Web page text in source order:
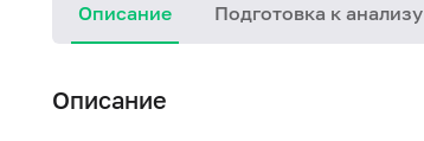
Описание Подготовка к анализу
Описание